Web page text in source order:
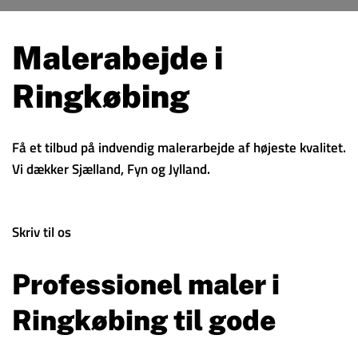
Malerabejde i
Ringkøbing
Få et tilbud på indvendig malerarbejde af højeste kvalitet.
Vi dækker Sjælland, Fyn og Jylland.
Skriv til os
Professionel maler i
Ringkøbing til gode